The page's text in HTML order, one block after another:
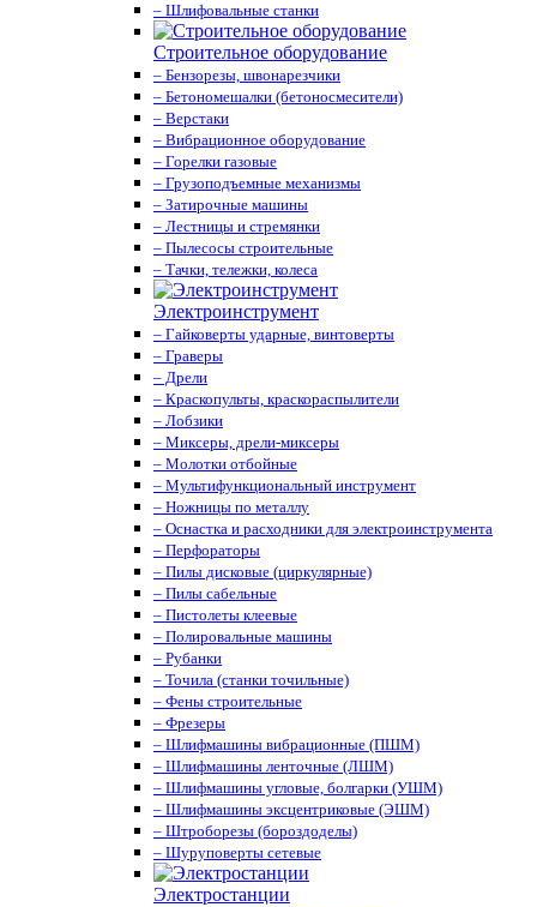
– Шлифовальные станки
Строительное оборудование
– Бензорезы, швонарезчики
– Бетономешалки (бетоносмесители)
– Верстаки
– Вибрационное оборудование
– Горелки газовые
– Грузоподъемные механизмы
– Затирочные машины
– Лестницы и стремянки
– Пылесосы строительные
– Тачки, тележки, колеса
Электроинструмент
– Гайковерты ударные, винтоверты
– Граверы
– Дрели
– Краскопульты, краскораспылители
– Лобзики
– Миксеры, дрели-миксеры
– Молотки отбойные
– Мультифункциональный инструмент
– Ножницы по металлу
– Оснастка и расходники для электроинструмента
– Перфораторы
– Пилы дисковые (циркулярные)
– Пилы сабельные
– Пистолеты клеевые
– Полировальные машины
– Рубанки
– Точила (станки точильные)
– Фены строительные
– Фрезеры
– Шлифмашины вибрационные (ПШМ)
– Шлифмашины ленточные (ЛШМ)
– Шлифмашины угловые, болгарки (УШМ)
– Шлифмашины эксцентриковые (ЭШМ)
– Штроборезы (бороздоделы)
– Шуруповерты сетевые
Электростанции